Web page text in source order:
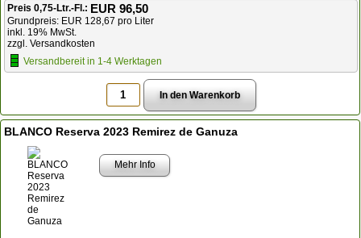
Preis 0,75-Ltr.-Fl.: EUR 96,50
Grundpreis: EUR 128,67 pro Liter
inkl. 19% MwSt.
zzgl. Versandkosten
Versandbereit in 1-4 Werktagen
BLANCO Reserva 2023 Remirez de Ganuza
Mehr Info